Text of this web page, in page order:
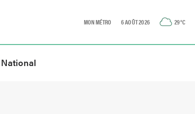
MON MÉTRO 6 AOÛT 2026 29°C
National